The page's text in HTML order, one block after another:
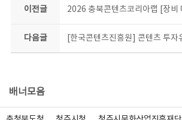
이전글
다음글
배너모음